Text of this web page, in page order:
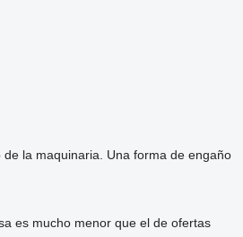
la maquinaria. Una forma de engaño
es mucho menor que el de ofertas